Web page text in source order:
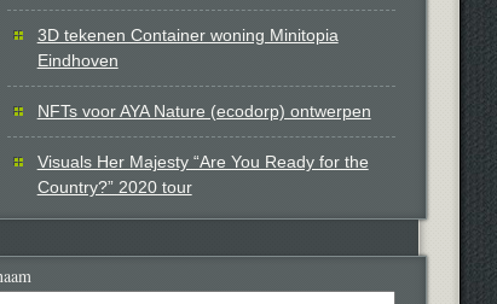
3D tekenen Container woning Minitopia
Eindhoven
NFTs voor AYA Nature (ecodorp) ontwerpen
Visuals Her Majesty “Are You Ready for the
Country?” 2020 tour